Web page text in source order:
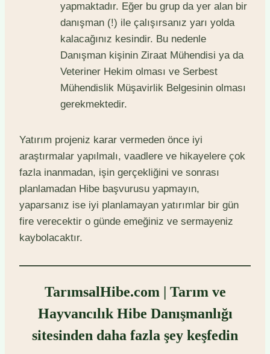
yapmaktadır. Eğer bu grup da yer alan bir
danışman (!) ile çalışırsanız yarı yolda
kalacağınız kesindir. Bu nedenle
Danışman kişinin Ziraat Mühendisi ya da
Veteriner Hekim olması ve Serbest
Mühendislik Müşavirlik Belgesinin olması
gerekmektedir.
Yatırım projeniz karar vermeden önce iyi
araştırmalar yapılmalı, vaadlere ve hikayelere çok
fazla inanmadan, işin gerçekliğini ve sonrası
planlamadan Hibe başvurusu yapmayın,
yaparsanız ise iyi planlamayan yatırımlar bir gün
fire verecektir o günde emeğiniz ve sermayeniz
kaybolacaktır.
TarımsalHibe.com | Tarım ve
Hayvancılık Hibe Danışmanlığı
sitesinden daha fazla şey keşfedin